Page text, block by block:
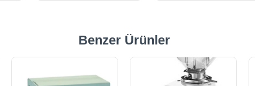
Benzer Ürünler